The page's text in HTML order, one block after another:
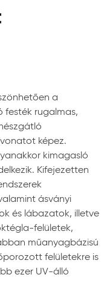
a
festék rugalmas,
képez.
kimagasló
Kifejezetten
ásványi
és lábazatok, illetve
felületek,
műanyagbázisú
felületekre is
ezer UV-álló